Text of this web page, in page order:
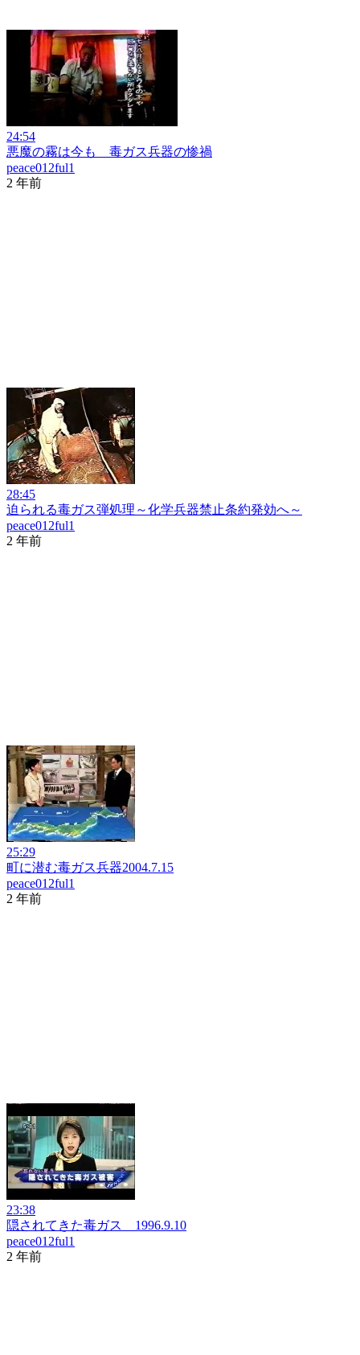
24:54
悪魔の霧は今も 毒ガス兵器の惨禍
peace012ful1
2 年前
28:45
迫られる毒ガス弾処理～化学兵器禁止条約発効へ～
peace012ful1
2 年前
25:29
町に潜む毒ガス兵器2004.7.15
peace012ful1
2 年前
23:38
隠されてきた毒ガス 1996.9.10
peace012ful1
2 年前